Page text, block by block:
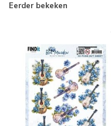
Eerder bekeken